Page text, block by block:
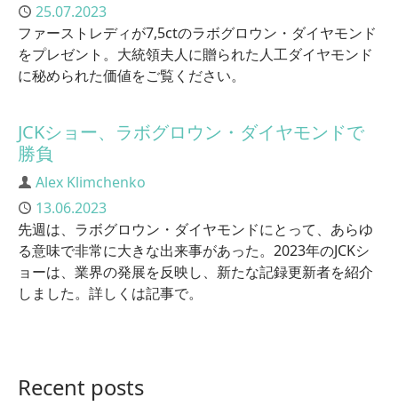
Published
25.07.2023
ファーストレディが7,5ctのラボグロウン・ダイヤモンド
をプレゼント。大統領夫人に贈られた人工ダイヤモンド
に秘められた価値をご覧ください。
JCKショー、ラボグロウン・ダイヤモンドで
勝負
Author
Alex Klimchenko
Published
13.06.2023
先週は、ラボグロウン・ダイヤモンドにとって、あらゆ
る意味で非常に大きな出来事があった。2023年のJCKシ
ョーは、業界の発展を反映し、新たな記録更新者を紹介
しました。詳しくは記事で。
Recent posts